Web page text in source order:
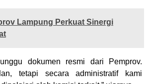
Lampung Perkuat Sinergi
dokumen resmi dari Pemprov.
tetapi secara administratif kami